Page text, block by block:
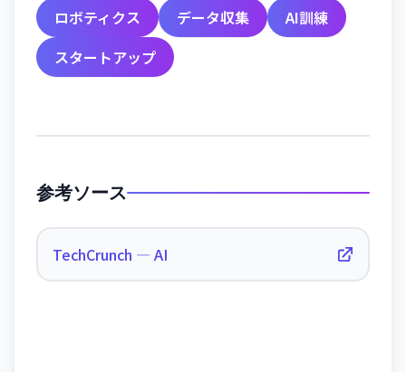
ロボティクス データ収集
AI訓練
スタートアップ
参考ソース
TechCrunch — AI